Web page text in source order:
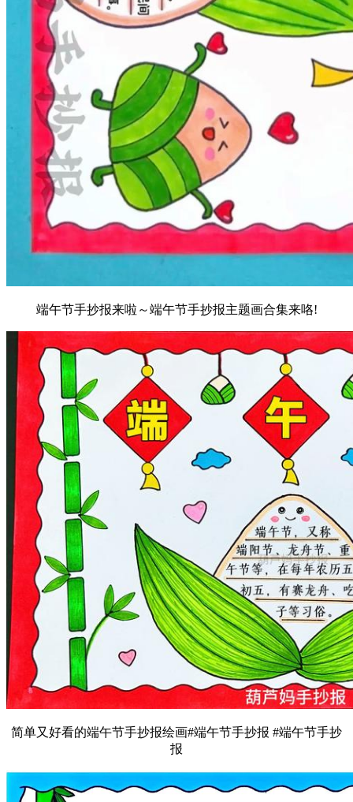
端午节手抄报来啦～端午节手抄报主题画合集来咯!
简单又好看的端午节手抄报绘画#端午节手抄报 #端午节手抄
报